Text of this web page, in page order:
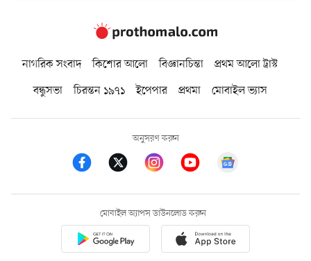
নাগরিক সংবাদ কিশোর আলো বিজ্ঞানচিন্তা
প্রথম আলো ট্রাস্ট
বন্ধুসভা
চিরন্তন ১৯৭১ ইপেপার প্রথমা মোবাইল ভ্যাস
অনুসরণ করুন
মোবাইল অ্যাপস ডাউনলোড করুন